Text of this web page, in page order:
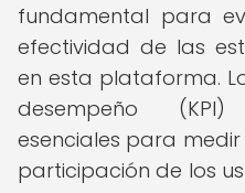
fundamental para
efectividad de las
en esta plataforma.
desempeño
esenciales para
participación de los